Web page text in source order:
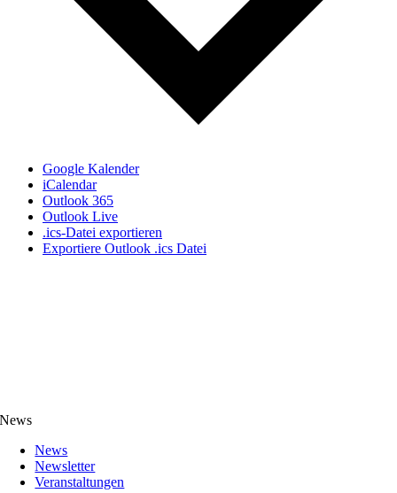
Google Kalender
iCalendar
Outlook 365
Outlook Live
.ics-Datei exportieren
Exportiere Outlook .ics Datei
News
News
Newsletter
Veranstaltungen